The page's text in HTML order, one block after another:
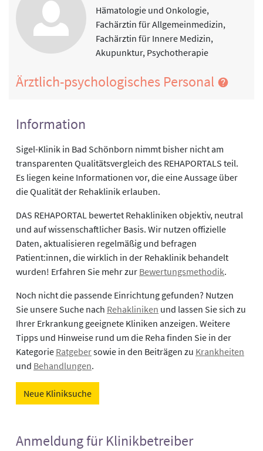
Hämatologie und Onkologie,
Fachärztin für Allgemeinmedizin,
Fachärztin für Innere Medizin,
Akupunktur, Psychotherapie
Ärztlich-psychologisches Personal
Information
Sigel-Klinik in Bad Schönborn nimmt bisher nicht am
transparenten Qualitätsvergleich des REHAPORTALS teil.
Es liegen keine Informationen vor, die eine Aussage über
die Qualität der Rehaklinik erlauben.
DAS REHAPORTAL bewertet Rehakliniken objektiv, neutral
und auf wissenschaftlicher Basis. Wir nutzen offizielle
Daten, aktualisieren regelmäßig und befragen
Patient:innen, die wirklich in der Rehaklinik behandelt
wurden! Erfahren Sie mehr zur Bewertungsmethodik.
Noch nicht die passende Einrichtung gefunden? Nutzen
Sie unsere Suche nach Rehakliniken und lassen Sie sich zu
Ihrer Erkrankung geeignete Kliniken anzeigen. Weitere
Tipps und Hinweise rund um die Reha finden Sie in der
Kategorie Ratgebersowie in den Beiträgen zu Krankheiten
und Behandlungen.
Neue Kliniksuche
Anmeldung für Klinikbetreiber